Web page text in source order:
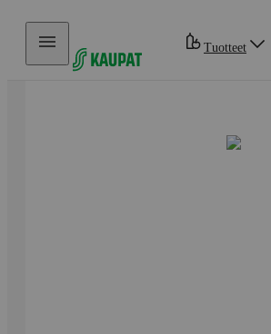
Hyppää sisältöön
Tuotteet